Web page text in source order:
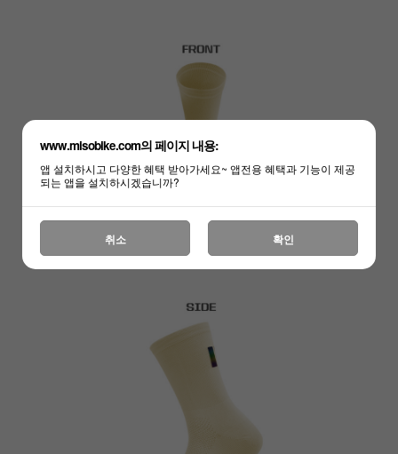
www.misobike.com의 페이지 내용:
앱 설치하시고 다양한 혜택 받아가세요~ 앱전용 혜택과 기능이 제공
되는 앱을 설치하시겠습니까?
취소 확인